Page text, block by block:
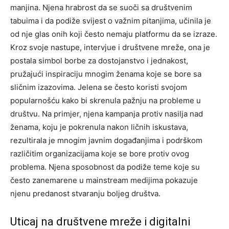
manjina. Njena hrabrost da se suoči sa društvenim
tabuima i da podiže svijest o važnim pitanjima, učinila je
od nje glas onih koji često nemaju platformu da se izraze.
Kroz svoje nastupe, intervjue i društvene mreže, ona je
postala simbol borbe za dostojanstvo i jednakost,
pružajući inspiraciju mnogim ženama koje se bore sa
sličnim izazovima. Jelena se često koristi svojom
popularnošću kako bi skrenula pažnju na probleme u
društvu. Na primjer, njena kampanja protiv nasilja nad
ženama, koju je pokrenula nakon ličnih iskustava,
rezultirala je mnogim javnim događanjima i podrškom
različitim organizacijama koje se bore protiv ovog
problema. Njena sposobnost da podiže teme koje su
često zanemarene u mainstream medijima pokazuje
njenu predanost stvaranju boljeg društva.
Uticaj na društvene mreže i digitalni